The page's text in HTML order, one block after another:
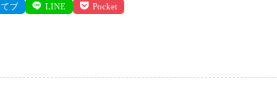
ブ LINE Pocket